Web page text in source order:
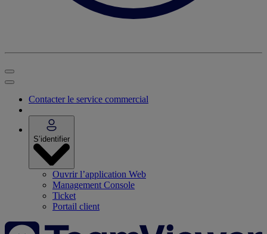
Contacter le service commercial
S’identifier
Ouvrir l’application Web
Management Console
Ticket
Portail client